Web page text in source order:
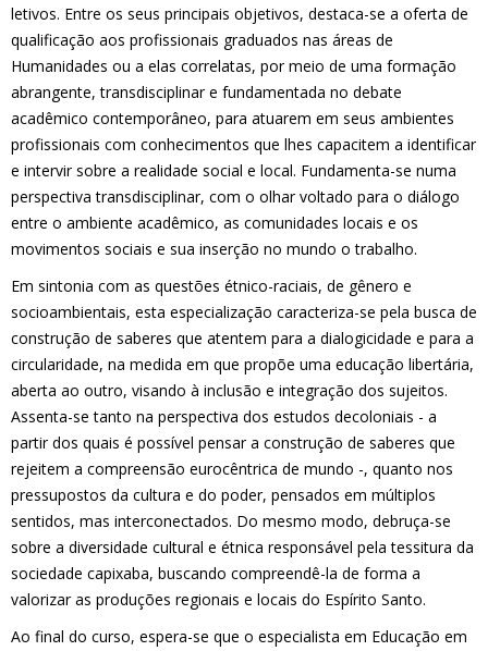
letivos. Entre os seus principais objetivos, destaca-se a oferta de
qualificação aos profissionais graduados nas áreas de
Humanidades ou a elas correlatas, por meio de uma formação
abrangente, transdisciplinar e fundamentada no debate
acadêmico contemporâneo, para atuarem em seus ambientes
profissionais com conhecimentos que lhes capacitem a identificar
e intervir sobre a realidade social e local. Fundamenta-se numa
perspectiva transdisciplinar, com o olhar voltado para o diálogo
entre o ambiente acadêmico, as comunidades locais e os
movimentos sociais e sua inserção no mundo o trabalho.
Em sintonia com as questões étnico-raciais, de gênero e
socioambientais, esta especialização caracteriza-se pela busca de
construção de saberes que atentem para a dialogicidade e para a
circularidade, na medida em que propõe uma educação libertária,
aberta ao outro, visando à inclusão e integração dos sujeitos.
Assenta-se tanto na perspectiva dos estudos decoloniais - a
partir dos quais é possível pensar a construção de saberes que
rejeitem a compreensão eurocêntrica de mundo -, quanto nos
pressupostos da cultura e do poder, pensados em múltiplos
sentidos, mas interconectados. Do mesmo modo, debruça-se
sobre a diversidade cultural e étnica responsável pela tessitura da
sociedade capixaba, buscando compreendê-la de forma a
valorizar as produções regionais e locais do Espírito Santo.
Ao final do curso, espera-se que o especialista em Educação em